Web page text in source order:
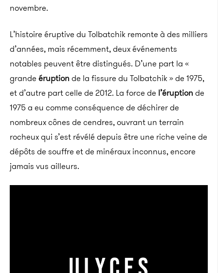
novembre.
L’histoire éruptive du Tolbatchik remonte à des milliers
d’années, mais récemment, deux événements
notables peuvent être distingués. D’une part la «
grande éruption de la fissure du Tolbatchik » de 1975,
et d’autre part celle de 2012. La force de l’éruption de
1975 a eu comme conséquence de déchirer de
nombreux cônes de cendres, ouvrant un terrain
rocheux qui s’est révélé depuis être une riche veine de
dépôts de souffre et de minéraux inconnus, encore
jamais vus ailleurs.